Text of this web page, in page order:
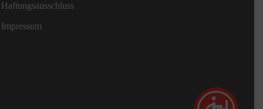
Haftungsausschluss
Impressum